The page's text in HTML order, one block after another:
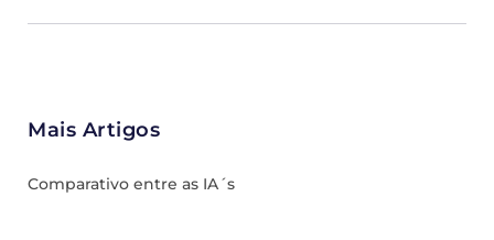
Mais Artigos
Comparativo entre as IA´s